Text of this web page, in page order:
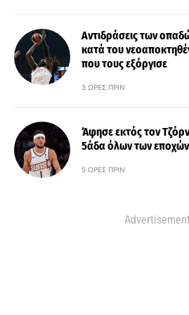
Αντιδράσεις των
κατά του
που τους εξόργισε
3 ΏΡΕΣ ΠΡΙΝ
Άφησε εκτός τον
5άδα όλων των
5 ΏΡΕΣ ΠΡΙΝ
Advertisement